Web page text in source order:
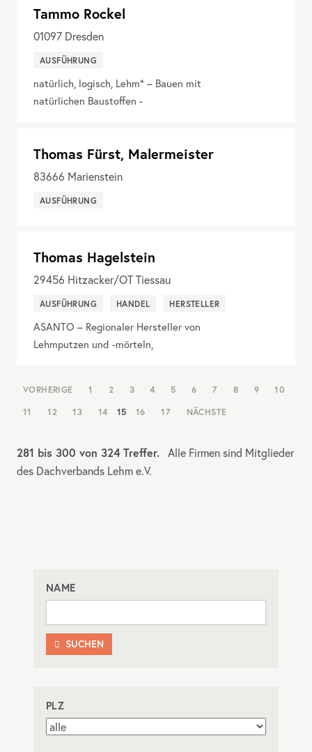
Tammo Rockel
01097 Dresden
AUSFÜHRUNG
natürlich, logisch, Lehm* – Bauen mit
natürlichen Baustoffen -
Thomas Fürst, Malermeister
83666 Marienstein
AUSFÜHRUNG
Thomas Hagelstein
29456 Hitzacker/OT Tiessau
AUSFÜHRUNG HANDEL HERSTELLER
ASANTO – Regionaler Hersteller von
Lehmputzen und -mörteln,
NAV:
VORHERIGE 1 2 3 4 5 6 7 8 9
10
11
12 13 14 15 16 17 NÄCHSTE
281 bis 300 von 324 Treffer. Alle Firmen sind Mitglieder
des Dachverbands Lehm e.V.
NAME
 SUCHEN
PLZ